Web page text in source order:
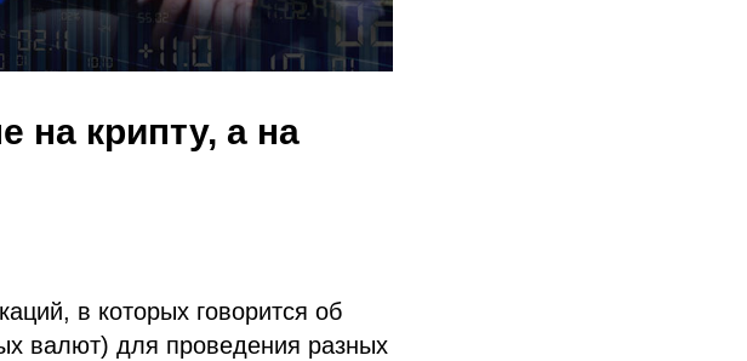
на крипту, а на
в которых говорится об
валют) для проведения разных